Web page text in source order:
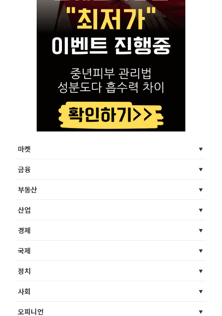
마켓
금융
부동산
산업
경제
국제
정치
사회
오피니언